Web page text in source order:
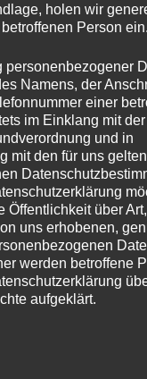
2022 wurde die
auf 549 € erhöht.
man die
Hinweise dazu,
wird.
bekommt ihr
holen wir
Person ein.
personenbezogener
Namens, der
einer
im Einklang mit der
und in
mit den für uns
Öffentlichkeit über
uns erhobenen,
werden betroffene
aufgeklärt.
Verarbeitung
und